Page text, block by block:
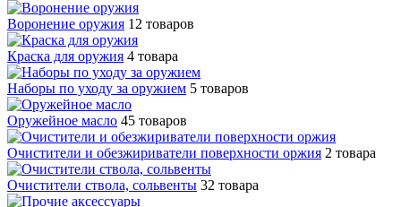
Воронение оружия 12 товаров
Краска для оружия 4 товара
Наборы по уходу за оружием 5 товаров
Оружейное масло 45 товаров
Очистители и обезжириватели поверхности оржия 2 товара
Очистители ствола, сольвенты 32 товара